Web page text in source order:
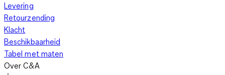
Levering
Retourzending
Klacht
Beschikbaarheid
Tabel met maten
Over C&A